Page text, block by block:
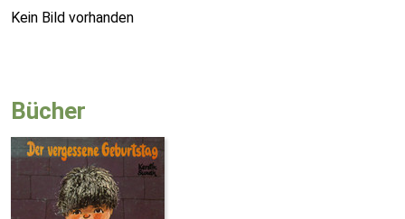
Kein Bild vorhanden
Bücher